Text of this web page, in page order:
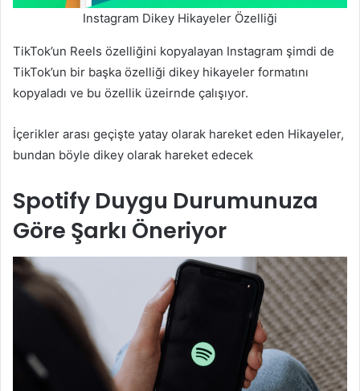
Instagram Dikey Hikayeler Özelliği
TikTok’un Reels özelliğini kopyalayan Instagram şimdi de
TikTok’un bir başka özelliği dikey hikayeler formatını
kopyaladı ve bu özellik üzeirnde çalışıyor.
İçerikler arası geçişte yatay olarak hareket eden Hikayeler,
bundan böyle dikey olarak hareket edecek
Spotify Duygu Durumunuza
Göre Şarkı Öneriyor